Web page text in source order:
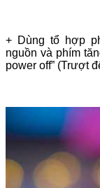
+ Dùng tổ hợp
nguồn và phím
power off” (Trượt